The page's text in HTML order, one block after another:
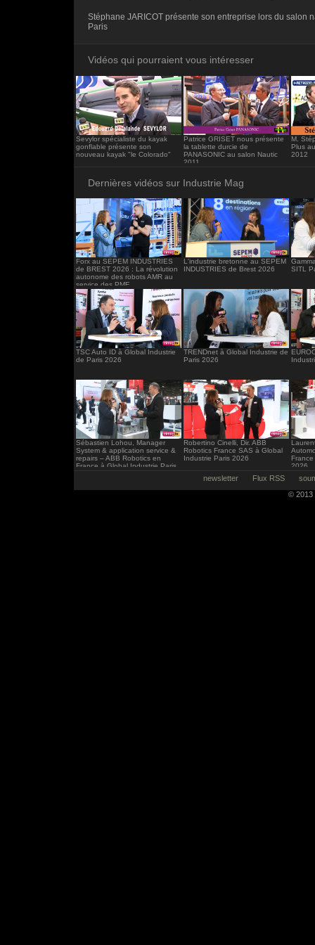
frameborder="0"></iframe>
Stéphane JARICOT présente son entreprise lors du salon
Paris
Vidéos qui pourraient vous intéresser
Sevylor spécialiste du kayak
gonflable présente son
nouveau kayak "le Colorado"
Patrice GRISET nous présente
la tablette durcie de
PANASONIC au salon Nautic
2011
M.
Plus
2012
Dernières vidéos sur Industrie Mag
Forx au SEPEM INDUSTRIES
de BREST 2026 : La révolution
autonome des robots AMR au
service des PME
L'industrie bretonne au SEPEM
INDUSTRIES de Brest 2026
SITL
TSC Auto ID à Global Industrie
de Paris 2026
TRENDnet à Global Industrie de
Paris 2026
Sébastien Lohou, Manager
System & application service &
repairs – ABB Robotics en
France à Global Industrie Paris
Robertino Cinelli, Dir. ABB
Robotics France SAS à Global
Industrie Paris 2026
2026
newsletter Flux RSS
© 2013